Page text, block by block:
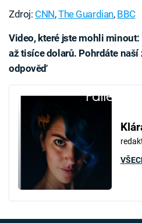
Zdroj: CNN,The Guardian, BBC
Video, které jste mohli
až tisíce dolarů. Pohrdáte naší
odpověď
Failed to